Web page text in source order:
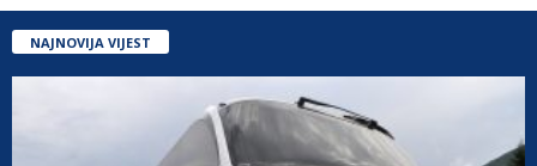
NAJNOVIJA VIJEST